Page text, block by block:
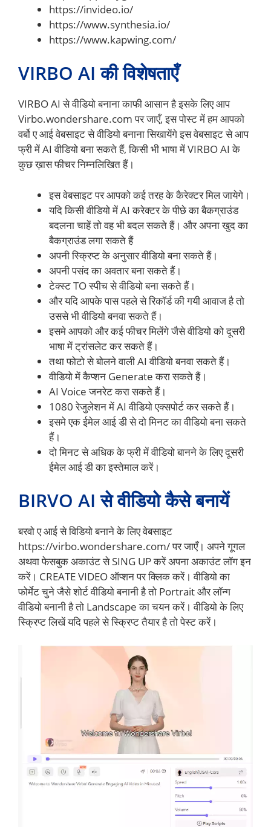
https://invideo.io/
https://www.synthesia.io/
https://www.kapwing.com/
VIRBO AI की विशेषताएँ
VIRBO AI से वीडियो बनाना काफी आसान है इसके लिए आप
Virbo.wondershare.com पर जाएँ, इस पोस्ट में हम आपको
वर्बो ए आई वेबसाइट से वीडियो बनाना सिखायेंगे इस वेबसाइट से आप
फ्री में AI वीडियो बना सकते हैं, किसी भी भाषा में VIRBO AI के
कुछ ख़ास फीचर निम्नलिखित हैं।
इस वेबसाइट पर आपको कई तरह के कैरेक्टर मिल जायेगे।
यदि किसी वीडियो में AI करेक्टर के पीछे का बैकग्राउंड
बदलना चाहें तो वह भी बदल सकते हैं। और अपना खुद का
बैकग्राउंड लगा सकते हैं
अपनी स्क्रिप्ट के अनुसार वीडियो बना सकते हैं।
अपनी पसंद का अवतार बना सकते हैं।
टेक्स्ट TO स्पीच से वीडियो बना सकते हैं।
और यदि आपके पास पहले से रिकॉर्ड की गयी आवाज है तो
उससे भी वीडियो बनवा सकते हैं।
इसमे आपको और कई फीचर मिलेंगे जैसे वीडियो को दूसरी
भाषा में ट्रांसलेट कर सकते हैं।
तथा फोटो से बोलने वाली AI वीडियो बनवा सकते हैं।
वीडियो में कैप्शन Generate करा सकते हैं।
AI Voice जनरेट करा सकते हैं।
1080 रेजुलेशन में AI वीडियो एक्सपोर्ट कर सकते हैं।
इसमे एक ईमेल आई डी से दो मिनट का वीडियो बना सकते
हैं।
दो मिनट से अधिक के फ्री में वीडियो बानने के लिए दूसरी
ईमेल आई डी का इस्तेमाल करें।
BIRVO AI से वीडियो कैसे बनायें
बरवो ए आई से विडियो बनाने के लिए वेबसाइट
https://virbo.wondershare.com/ पर जाएँ। अपने गूगल
अथवा फेसबुक अकाउंट से SING UP करें अपना अकाउंट लॉग इन
करें। CREATE VIDEO ऑप्शन पर क्लिक करें। वीडियो का
फोर्मेट चुने जैसे शोर्ट वीडियो बनानी है तो Portrait और लॉन्ग
वीडियो बनानी है तो Landscape का चयन करें। वीडियो के लिए
स्क्रिप्ट लिखें यदि पहले से स्क्रिप्ट तैयार है तो पेस्ट करें।